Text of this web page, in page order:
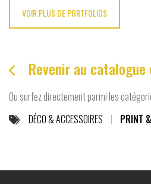
VOIR PLUS DE PORTFOLIOS
 Revenir au
Ou surfez directement parmi les
DÉCO & ACCESSOIRES | PRINT